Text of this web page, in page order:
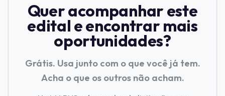
Quer acompanhar este
edital e encontrar mais
oportunidades?
Grátis. Usa junto com o que você já tem.
Acha o que os outros não acham.